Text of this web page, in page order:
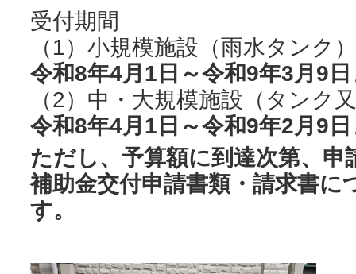
受付期間
（1）小規模施設（雨水タンク）
令和8年4月1日～令和9年3月9
（2）中・大規模施設（タンク
令和8年4月1日～令和9年2月9
ただし、予算額に到達次第、申
補助金交付申請書類・請求書に
す。